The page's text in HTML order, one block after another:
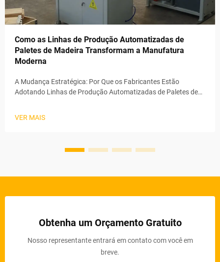
Como as Linhas de Produção Automatizadas de
Paletes de Madeira Transformam a Manufatura
Moderna
A Mudança Estratégica: Por Que os Fabricantes Estão
Adotando Linhas de Produção Automatizadas de Paletes de
VER MAIS
Obtenha um Orçamento Gratuito
Nosso representante entrará em contato com você em
breve.